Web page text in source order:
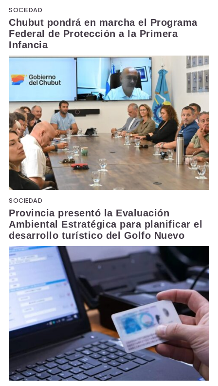
SOCIEDAD
Chubut pondrá en marcha el Programa
Federal de Protección a la Primera
Infancia
SOCIEDAD
Provincia presentó la Evaluación
Ambiental Estratégica para planificar el
desarrollo turístico del Golfo Nuevo